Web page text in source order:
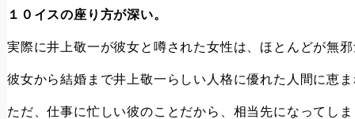
１０イスの座り方が深い。
実際に井上敬一が彼女と噂された女性は、ほとんどが無
彼女から結婚まで井上敬一らしい人格に優れた人間に恵
ただ、仕事に忙しい彼のことだから、相当先になってし